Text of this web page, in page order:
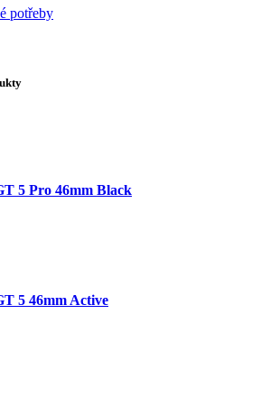
potřeby
5 Pro 46mm Black
5 46mm Active